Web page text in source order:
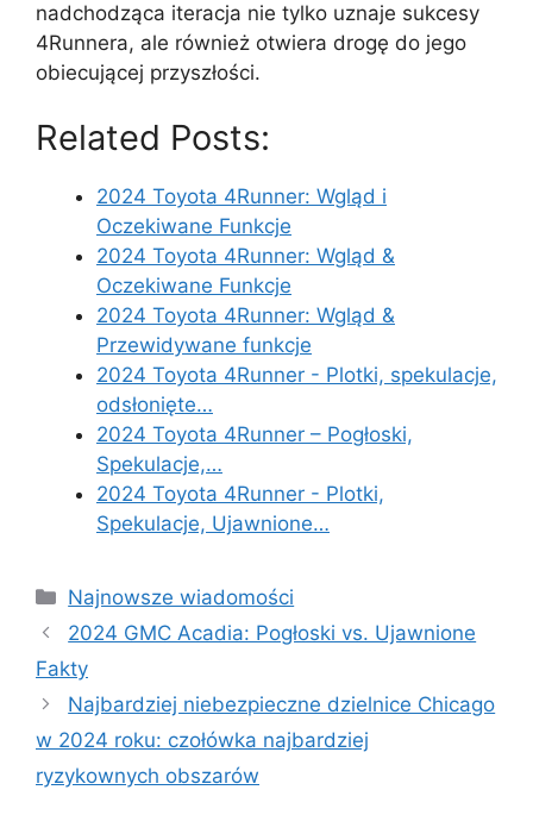
nadchodząca iteracja nie tylko uznaje sukcesy
4Runnera, ale również otwiera drogę do jego
obiecującej przyszłości.
Related Posts:
2024 Toyota 4Runner: Wgląd i
Oczekiwane Funkcje
2024 Toyota 4Runner: Wgląd &
Oczekiwane Funkcje
2024 Toyota 4Runner: Wgląd &
Przewidywane funkcje
2024 Toyota 4Runner - Plotki, spekulacje,
odsłonięte…
2024 Toyota 4Runner – Pogłoski,
Spekulacje,…
2024 Toyota 4Runner - Plotki,
Spekulacje, Ujawnione…
Categories
Najnowsze wiadomości
2024 GMC Acadia: Pogłoski vs. Ujawnione
Fakty
Najbardziej niebezpieczne dzielnice Chicago
w 2024 roku: czołówka najbardziej
ryzykownych obszarów